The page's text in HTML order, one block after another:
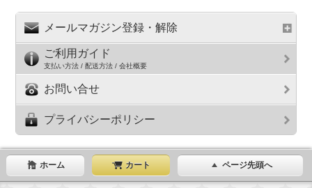
メールマガジン登録・解除
ご利用ガイド
支払い方法 / 配送方法 / 会社概要
お問い合せ
プライバシーポリシー
ホーム カート ページ先頭へ